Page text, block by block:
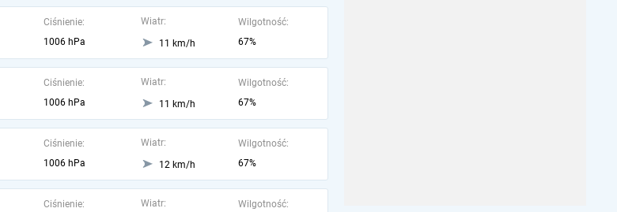
Ciśnienie:
1006 hPa
Wiatr:
11 km/h
Wilgotność:
67%
Ciśnienie:
1006 hPa
Wiatr:
11 km/h
Wilgotność:
67%
Ciśnienie:
1006 hPa
Wiatr:
12 km/h
Wilgotność:
67%
Ciśnienie:
Wiatr:
Wilgotność: